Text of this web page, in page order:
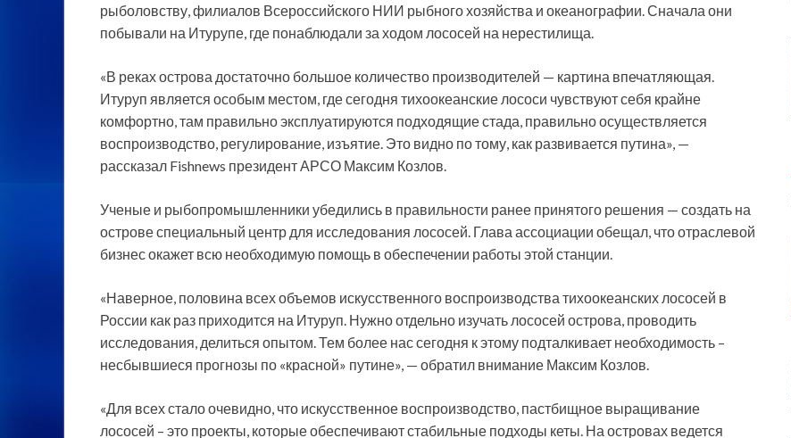
рыболовству, филиалов Всероссийского НИИ рыбного хозяйства и океанографии. Сначала они
побывали на Итурупе, где понаблюдали за ходом лососей на нерестилища.
«В реках острова достаточно большое количество производителей — картина впечатляющая.
Итуруп является особым местом, где сегодня тихоокеанские лососи чувствуют себя крайне
комфортно, там правильно эксплуатируются подходящие стада, правильно осуществляется
воспроизводство, регулирование, изъятие. Это видно по тому, как развивается путина», —
рассказал Fishnews президент АРСО Максим Козлов.
Ученые и рыбопромышленники убедились в правильности ранее принятого решения — создать на
острове специальный центр для исследования лососей. Глава ассоциации обещал, что отраслевой
бизнес окажет всю необходимую помощь в обеспечении работы этой станции.
«Наверное, половина всех объемов искусственного воспроизводства тихоокеанских лососей в
России как раз приходится на Итуруп. Нужно отдельно изучать лососей острова, проводить
исследования, делиться опытом. Тем более нас сегодня к этому подталкивает необходимость –
несбывшиеся прогнозы по «красной» путине», — обратил внимание Максим Козлов.
«Для всех стало очевидно, что искусственное воспроизводство, пастбищное выращивание
лососей – это проекты, которые обеспечивают стабильные подходы кеты. На островах ведется